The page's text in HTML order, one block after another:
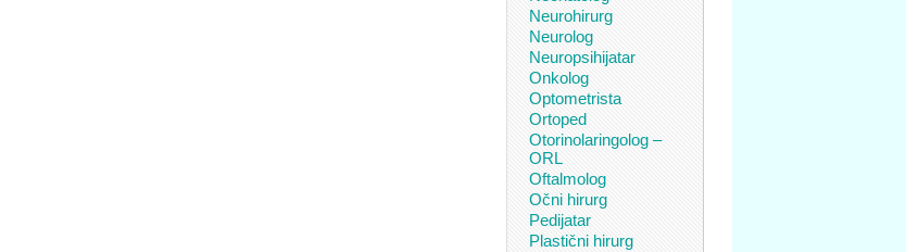
Neurohirurg
Neurolog
Neuropsihijatar
Onkolog
Optometrista
Ortoped
Otorinolaringolog –
ORL
Oftalmolog
Očni hirurg
Pedijatar
Plastični hirurg